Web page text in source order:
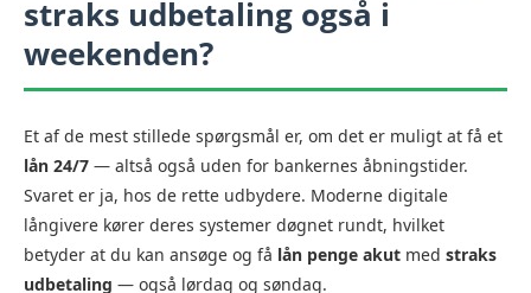
straks udbetaling også i
weekenden?
Et af de mest stillede spørgsmål er, om det er muligt at få et
lån 24/7 — altså også uden for bankernes åbningstider.
Svaret er ja, hos de rette udbydere. Moderne digitale
långivere kører deres systemer døgnet rundt, hvilket
betyder at du kan ansøge og få lån penge akut med straks
udbetaling — også lørdag og søndag.